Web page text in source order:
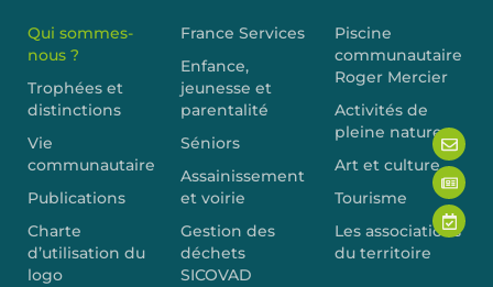
Qui sommes-
nous ?
Trophées et
distinctions
Vie
communautaire
Publications
Charte
d’utilisation du
logo
France Services
Enfance,
jeunesse et
parentalité
Séniors
Assainissement
et voirie
Gestion des
déchets
SICOVAD
Piscine
communautaire
Roger Mercier
Activités de
pleine nature
Art et culture
Tourisme
Les associations
du territoire